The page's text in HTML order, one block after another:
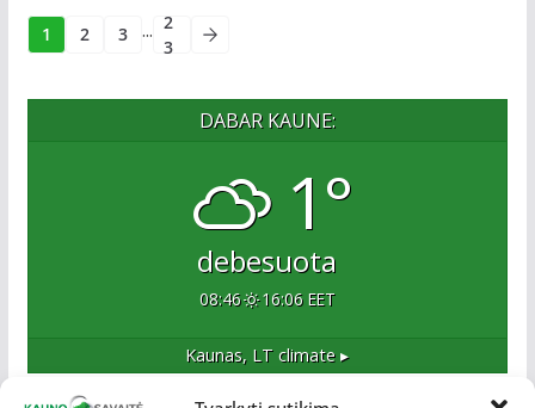
1 2 3 ... 2
3
DABAR KAUNE:
1°
debesuota
08:46 16:06 EET
Kaunas, LT climate ▸